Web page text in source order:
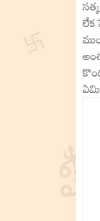
లేక